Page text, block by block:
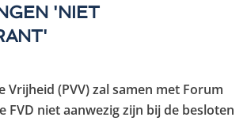
'NIET
Vrijheid (PVV) zal samen met Forum
FVD niet aanwezig zijn bij de besloten